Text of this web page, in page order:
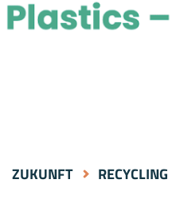
ZUKUNFT RECYCLING